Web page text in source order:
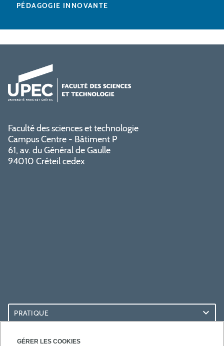
GÉRER LES COOKIES
PÉDAGOGIE INNOVANTE
Faculté des sciences et technologie
Campus Centre - Bâtiment P
61, av. du Général de Gaulle
94010 Créteil cedex
PRATIQUE
ACCÈS RAPIDES